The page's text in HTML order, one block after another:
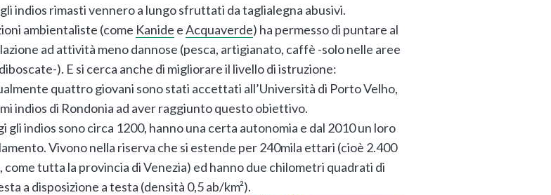
indios rimasti vennero a lungo sfruttati da taglialegna abusivi.
ambientaliste (come Kanide eAcquaverde) ha permesso di puntare al
ad attività meno dannose (pesca, artigianato, caffè -solo nelle aree
). E si cerca anche di migliorare il livello di istruzione:
quattro giovani sono stati accettati all’Università di Porto Velho,
indios di Rondonia ad aver raggiunto questo obiettivo.
gli indios sono circa 1200, hanno una certa autonomia e dal 2010 un loro
Vivono nella riserva che si estende per 240mila ettari (cioè 2.400
come tutta la provincia di Venezia) ed hanno due chilometri quadrati di
a disposizione a testa (densità 0,5 ab/km²).